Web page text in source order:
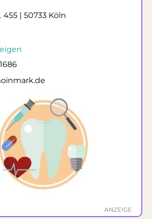
455 | 50733 Köln
ANZEIGE